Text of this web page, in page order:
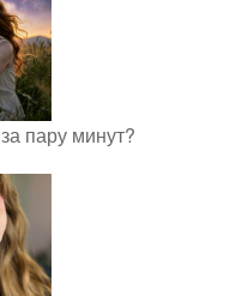
пару минут?